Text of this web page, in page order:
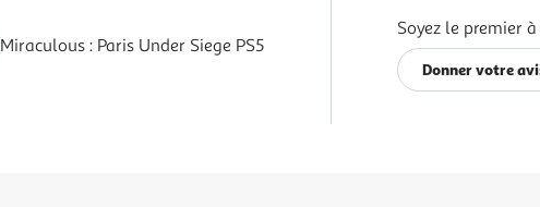
Miraculous : Paris Under Siege PS5
Soyez le premier
Donner votre